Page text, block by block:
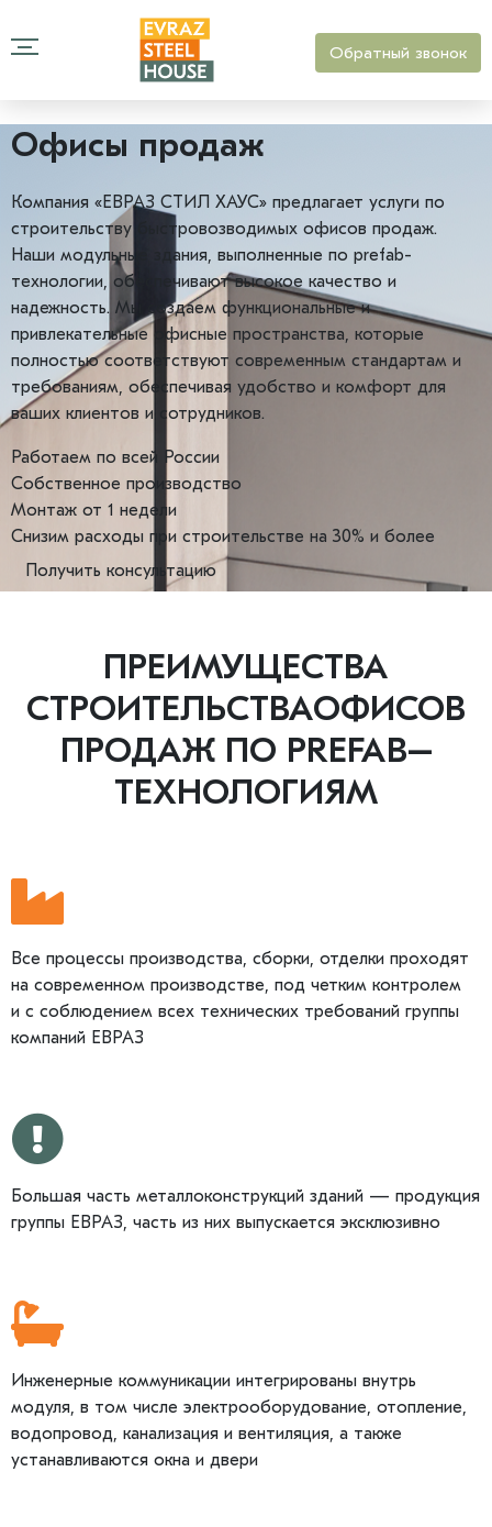
Обратный звонок
Офисы продаж
Компания «ЕВРАЗ СТИЛ ХАУС» предлагает услуги по
строительству быстровозводимых офисов продаж.
Наши модульные здания, выполненные по prefab-
технологии, обеспечивают высокое качество и
надежность. Мы создаем функциональные и
привлекательные офисные пространства, которые
полностью соответствуют современным стандартам и
требованиям, обеспечивая удобство и комфорт для
ваших клиентов и сотрудников.
Работаем по всей России
Собственное производство
Монтаж от 1 недели
Снизим расходы при строительстве на 30% и более
Получить консультацию
ПРЕИМУЩЕСТВА
СТРОИТЕЛЬСТВАОФИСОВ
ПРОДАЖ ПО PREFAB–
ТЕХНОЛОГИЯМ
Все процессы производства, сборки, отделки проходят
на современном производстве, под четким контролем
и с соблюдением всех технических требований группы
компаний ЕВРАЗ
Большая часть металлоконструкций зданий — продукция
группы ЕВРАЗ, часть из них выпускается эксклюзивно
Инженерные коммуникации интегрированы внутрь
модуля, в том числе электрооборудование, отопление,
водопровод, канализация и вентиляция, а также
устанавливаются окна и двери